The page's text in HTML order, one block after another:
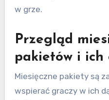
w grze.
Przegląd
pakietów i ich
Miesięczne pakiety są
wspierać graczy w ich